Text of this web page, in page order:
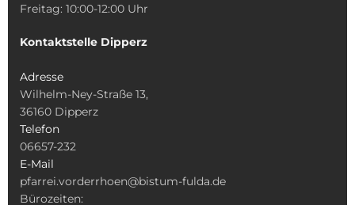
Freitag: 10:00-12:00 Uhr
Kontaktstelle Dipperz
Adresse
Wilhelm-Ney-Straße 13,
36160 Dipperz
Telefon
06657-232
E-Mail
pfarrei.vorderrhoen@bistum-fulda.de
Bürozeiten: